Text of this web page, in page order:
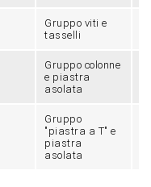
Gruppo viti e
tasselli
Gruppo colonne
e piastra
asolata
Gruppo
"piastra a T" e
piastra
asolata